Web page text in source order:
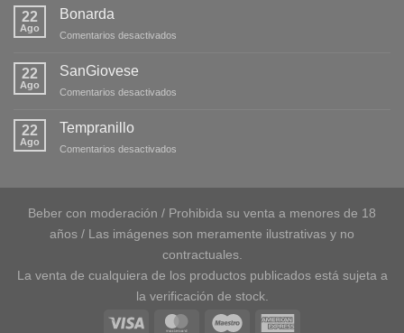
22
Ago
Bonarda
Comentarios desactivados
22
Ago
SanGiovese
Comentarios desactivados
22
Ago
Tempranillo
Comentarios desactivados
Beber con moderación / Prohibida su venta a menores de 18
años / Las imágenes son meramente ilustrativas y no
contractuales.
La venta de cualquiera de los productos publicados está sujeta a
la verificación de stock.